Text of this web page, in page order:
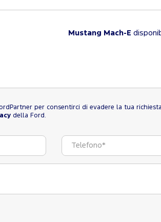
Mustang Mach-E
per consentirci di evadere la tua
della Ford.